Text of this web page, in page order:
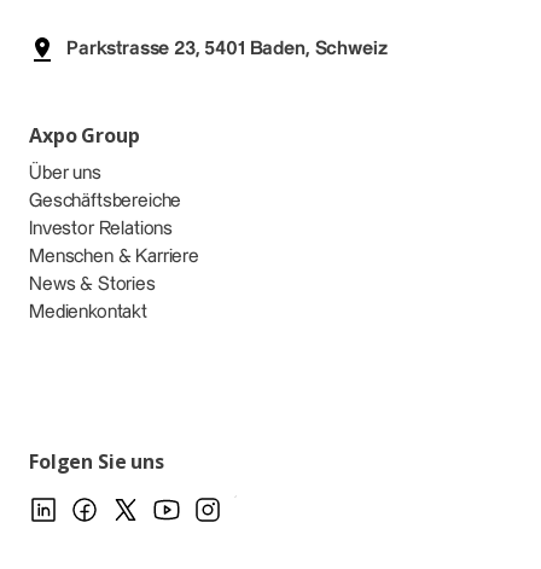
Parkstrasse 23, 5401 Baden, Schweiz
Axpo Group
Über uns
Geschäftsbereiche
Investor Relations
Menschen & Karriere
News & Stories
Medienkontakt
Folgen Sie uns